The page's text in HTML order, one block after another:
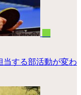
当する部活動が変わ